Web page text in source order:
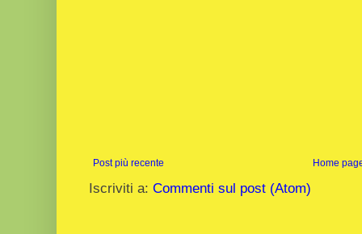
Post più recente Home
Iscriviti a: Commenti sul post (Atom)